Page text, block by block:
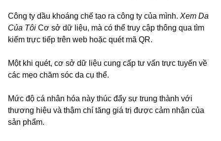
Công ty dầu khoáng chế tạo ra công ty của mình. Xem Da
Của Tôi Cơ sở dữ liệu, mà có thể truy cập thông qua tìm
kiếm trực tiếp trên web hoặc quét mã QR.
Một khi quét, cơ sở dữ liệu cung cấp tư vấn trực tuyến về
các mẹo chăm sóc da cụ thể.
Mức độ cá nhân hóa này thúc đẩy sự trung thành với
thương hiệu và thậm chí tăng giá trị được cảm nhận của
sản phẩm.